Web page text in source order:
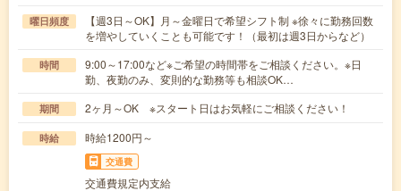
曜日頻度
【週3日～OK】月～金曜日で希望シフト制 ※徐々に勤務回数
を増やしていくことも可能です！（最初は週3日からなど）
時間
9:00～17:00など※ご希望の時間帯をご相談ください。※日
勤、夜勤のみ、変則的な勤務等も相談OK…
期間 2ヶ月～OK ※スタート日はお気軽にご相談ください！
時給 時給1200円～
交通費
交通費規定内支給